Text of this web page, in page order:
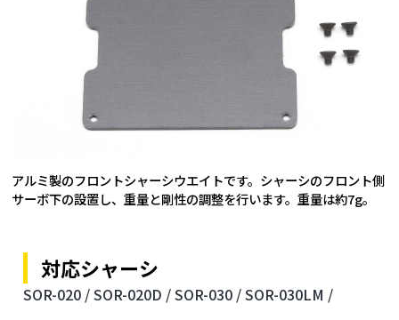
アルミ製のフロントシャーシウエイトです。シャーシのフロント側
サーボ下の設置し、重量と剛性の調整を行います。重量は約7g。
対応シャーシ
SOR-020 /SOR-020D /SOR-030 /SOR-030LM /